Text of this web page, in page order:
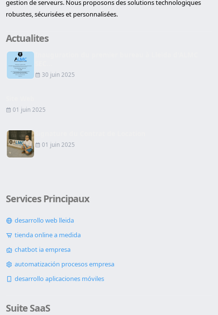
gestion de serveurs. Nous proposons des solutions technologiques
robustes, sécurisées et personnalisées.
Actualites
30 juin 2025
01 juin 2025
01 juin 2025
Services Principaux
desarrollo web lleida
tienda online a medida
chatbot ia empresa
automatización procesos empresa
desarrollo aplicaciones móviles
Suite SaaS